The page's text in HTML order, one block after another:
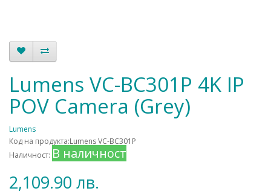
Lumens VC-BC301P 4K IP
POV Camera (Grey)
Lumens
Код на продукта:Lumens VC-BC301P
Наличност: В наличност
2,109.90 лв.